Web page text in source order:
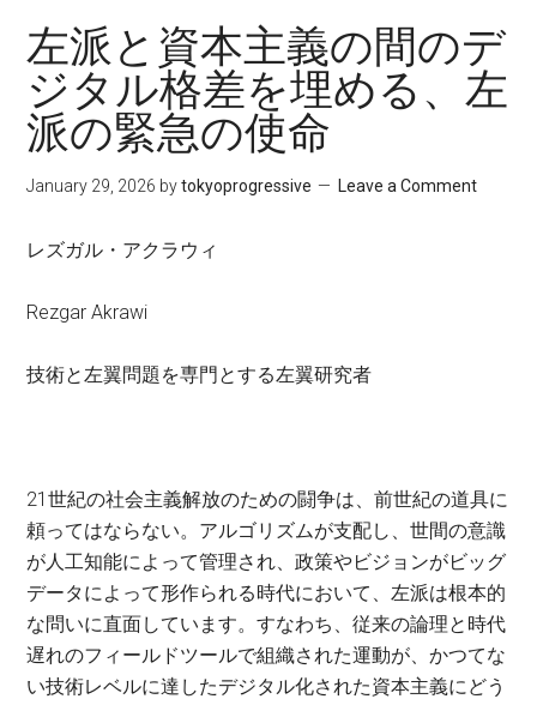
左派と資本主義の間のデ
ジタル格差を埋める、左
派の緊急の使命
January 29, 2026 bytokyoprogressive Leave a Comment
レズガル・アクラウィ
Rezgar Akrawi
技術と左翼問題を専門とする左翼研究者
21世紀の社会主義解放のための闘争は、前世紀の道具に
頼ってはならない。アルゴリズムが支配し、世間の意識
が人工知能によって管理され、政策やビジョンがビッグ
データによって形作られる時代において、左派は根本的
な問いに直面しています。すなわち、従来の論理と時代
遅れのフィールドツールで組織された運動が、かつてな
い技術レベルに達したデジタル化された資本主義にどう